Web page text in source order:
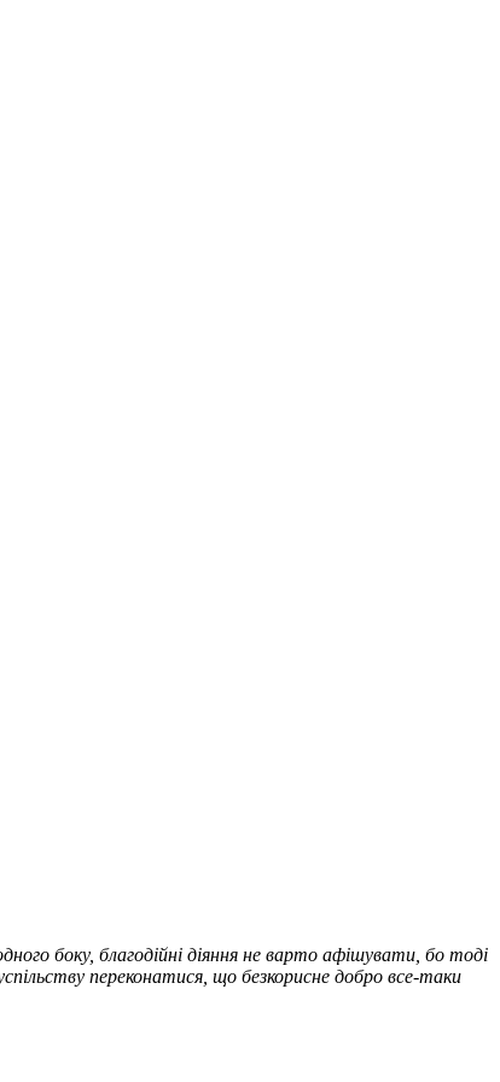
боку, благодійні діяння не варто афішувати, бо тоді
переконатися, що безкорисне добро все-таки